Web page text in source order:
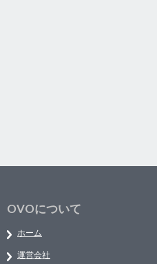
OVOについて
ホーム
運営会社